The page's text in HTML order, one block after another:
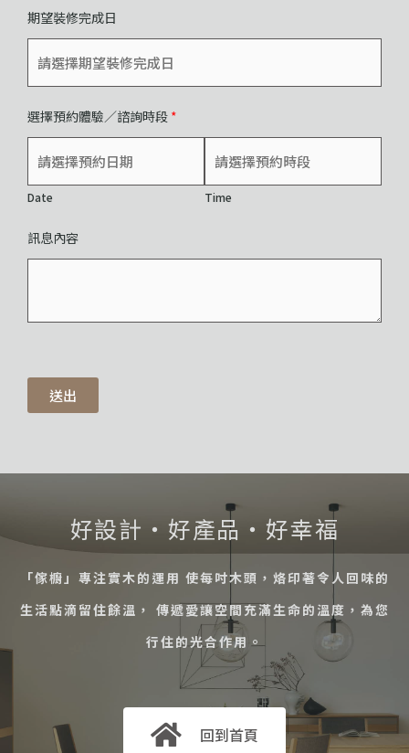
期望裝修完成日
選擇預約體驗／諮詢時段 *
Date Time
訊息內容
送出
好設計・好產品・好幸福
「傢櫥」專注實木的運用 使每吋木頭，烙印著令人回味的
生活點滴留住餘溫， 傳遞愛讓空間充滿生命的溫度，為您
行住的光合作用。
回到首頁